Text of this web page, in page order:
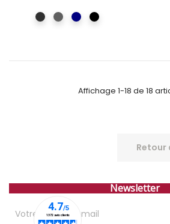
anthracite
Gris MarineNoir
Affichage 1-18 de 18
Retour
Newsletter